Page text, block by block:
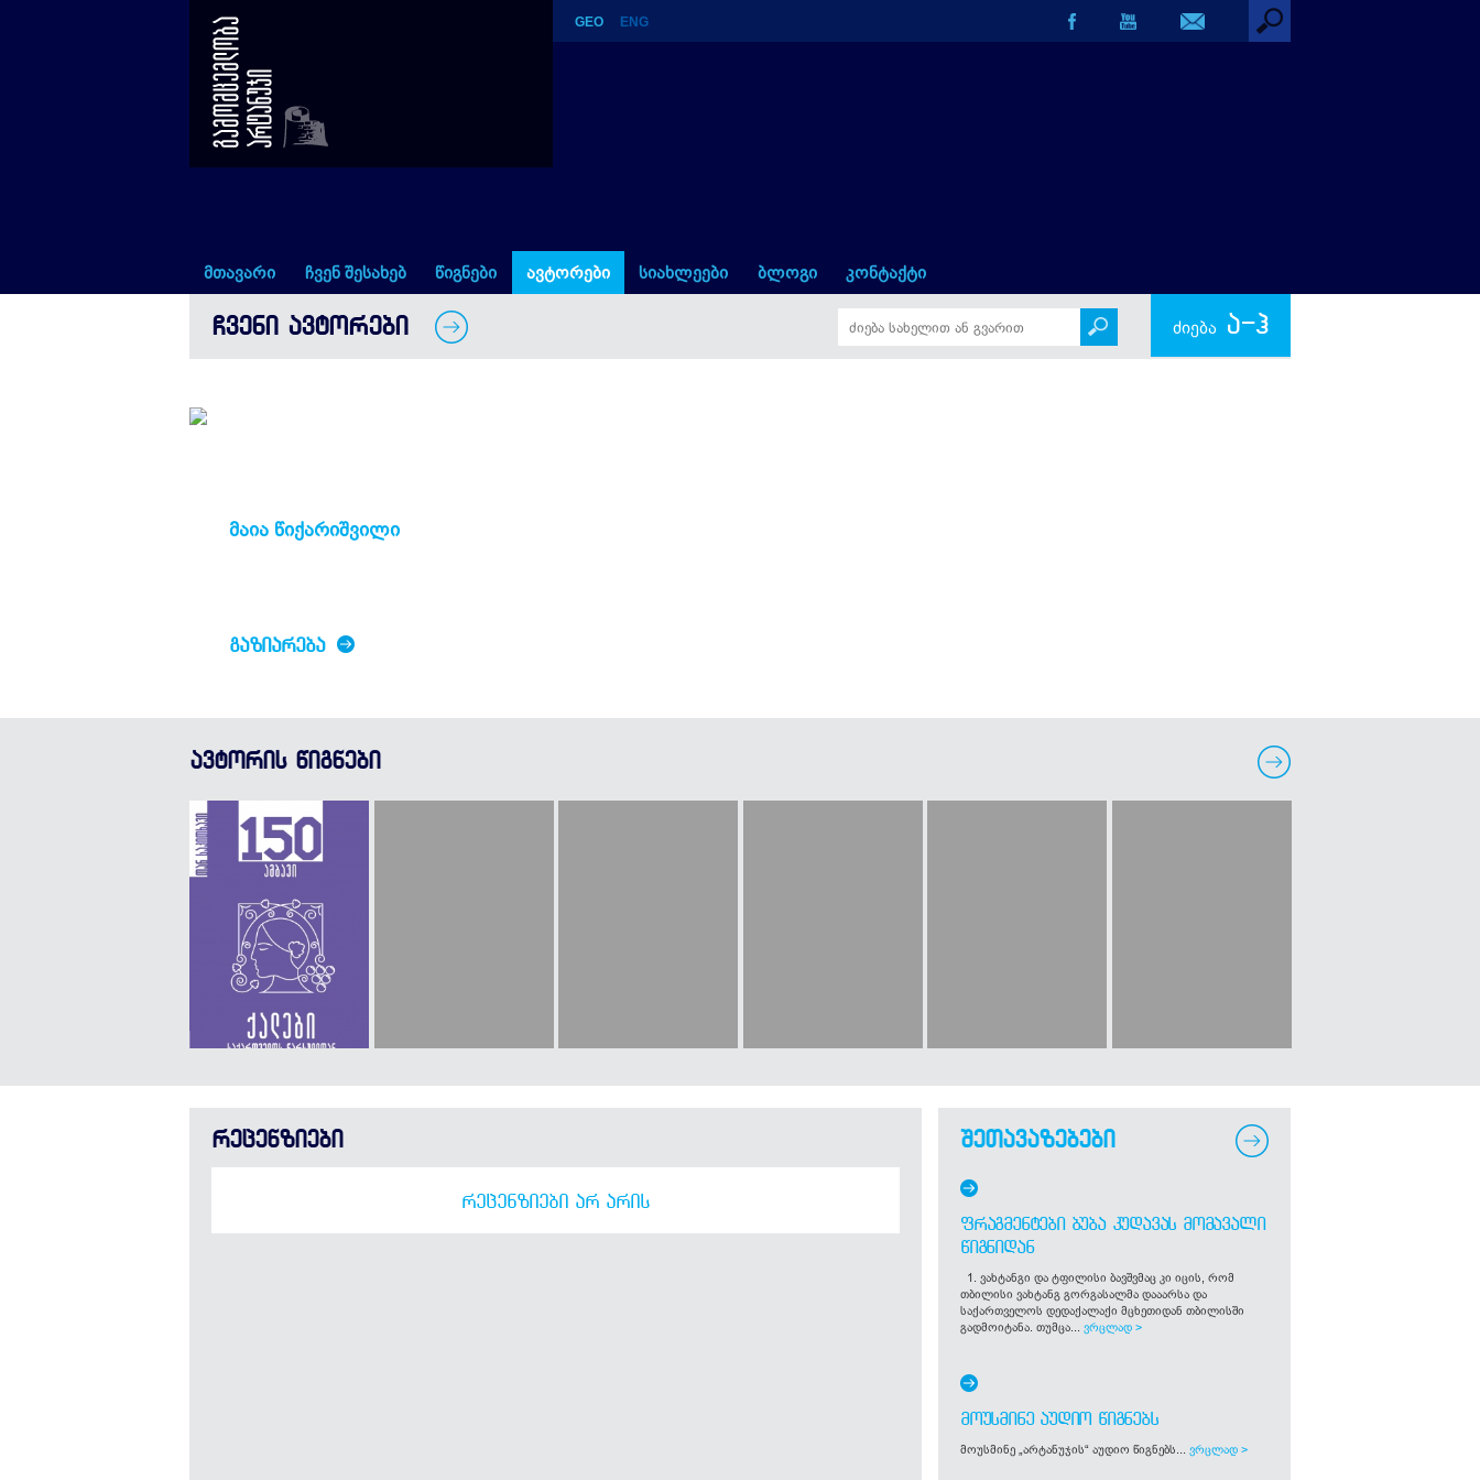
მაია წიქარიშვილი
GEO ENG
მთავარი ჩვენ შესახებ წიგნები ავტორები სიახლეები ბლოგი კონტაქტი
ᲩᲕᲔᲜᲘ ᲐᲕᲢᲝᲠᲔᲑᲘ ძიება ა-ჰ
მაია წიქარიშვილი
ᲒᲐᲖᲘᲐᲠᲔᲑᲐ
ავტორის წიგნები
რეცენზიები
ᲠᲔᲪᲔᲜᲖᲘᲔᲑᲘ ᲐᲠ ᲐᲠᲘᲡ
შეთავაზებები
ᲤᲠᲐᲒᲛᲔᲜᲢᲔᲑᲘ ᲑᲣᲑᲐ ᲙᲣᲓᲐᲕᲐᲡ ᲛᲝᲛᲐᲕᲐᲚᲘ
ᲬᲘᲒᲜᲘᲓᲐᲜ
1. ვახტანგი და ტფილისი ბავშვმაც კი იცის, რომ
თბილისი ვახტანგ გორგასალმა დააარსა და
საქართველოს დედაქალაქი მცხეთიდან თბილისში
გადმოიტანა. თუმცა... ვრცლად >
ᲛᲝᲣᲡᲛᲘᲜᲔ ᲐᲣᲓᲘᲝ ᲬᲘᲒᲜᲔᲑᲡ
მოუსმინე „არტანუჯის“ აუდიო წიგნებს... ვრცლად >